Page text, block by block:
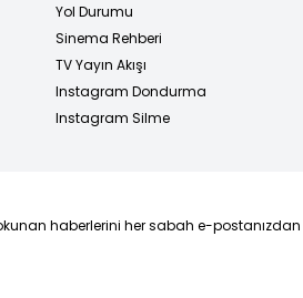
Yol Durumu
Sinema Rehberi
TV Yayın Akışı
Instagram Dondurma
Instagram Silme
haberlerini her sabah e-